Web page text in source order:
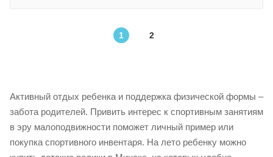
1 2
Активный отдых ребенка и поддержка физической формы –
забота родителей. Привить интерес к спортивным занятиям
в эру малоподвижности поможет личный пример или
покупка спортивного инвентаря. На лето ребенку можно